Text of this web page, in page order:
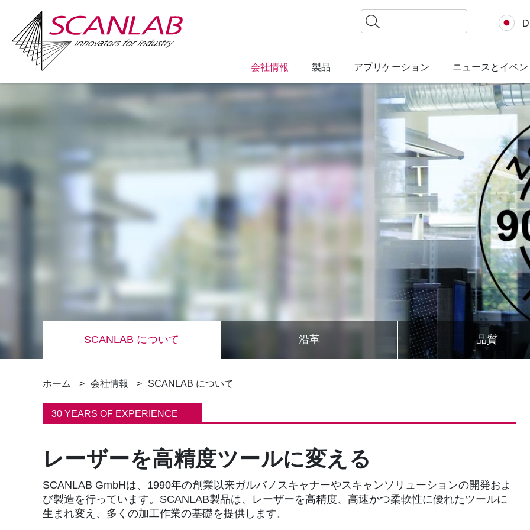
to
検
索
会社情報 製品 アプリケーション ニュースとイベン
SCANLAB について 沿革 品質
パ
ン
ず
ホーム 会社情報 SCANLAB について
30 YEARS OF EXPERIENCE
レーザーを高精度ツールに変える
SCANLAB GmbHは、1990年の創業以来ガルバノスキャナーやスキャンソリューションの開発およ
び製造を行っています。SCANLAB製品は、レーザーを高精度、高速かつ柔軟性に優れたツールに
生まれ変え、多くの加工作業の基礎を提供します。